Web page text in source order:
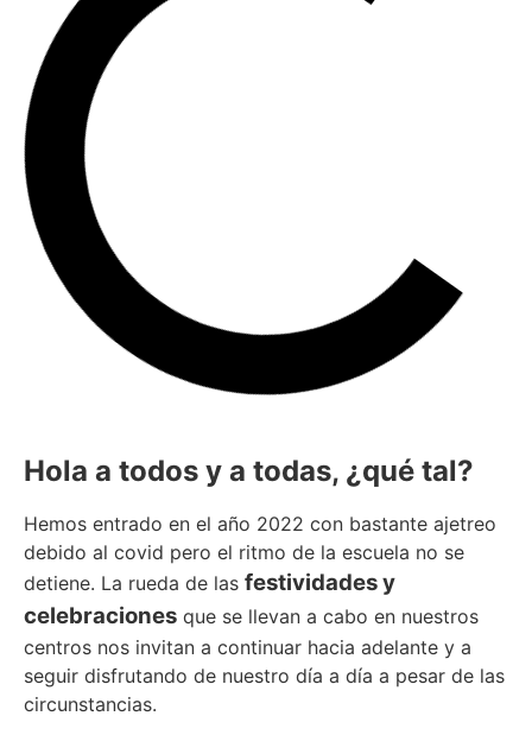
Hola a todos y a todas, ¿qué tal?
Hemos entrado en el año 2022 con bastante ajetreo
debido al covid pero el ritmo de la escuela no se
detiene. La rueda de las festividades y
celebraciones que se llevan a cabo en nuestros
centros nos invitan a continuar hacia adelante y a
seguir disfrutando de nuestro día a día a pesar de las
circunstancias.